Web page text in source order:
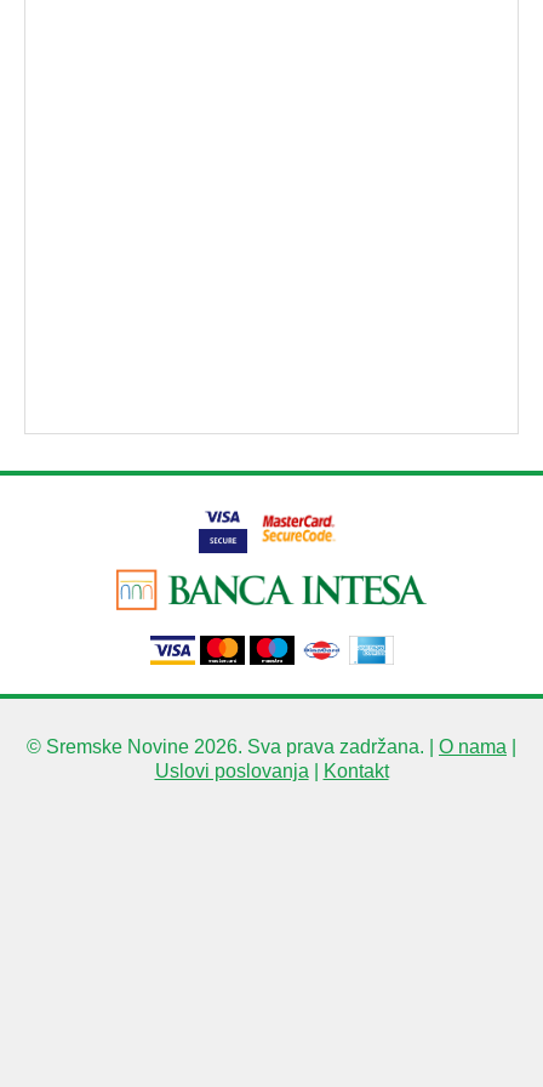
© Sremske Novine 2026. Sva prava zadržana. | O nama
Uslovi poslovanja
Kontakt